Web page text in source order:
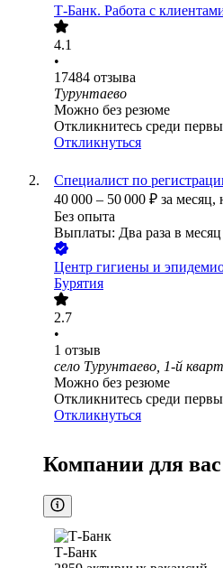
Т-Банк. Работа с
4.1
•
17484 отзыва
Турунтаево
Можно без резюме
Откликнитесь среди
Откликнуться
Специалист по
40 000 – 50 000 ₽ за месяц,
Без опыта
Выплаты: Два раза в месяц
Центр гигиены и
Бурятия
2.7
•
1 отзыв
село Турунтаево, 1-й
Можно без резюме
Откликнитесь среди
Откликнуться
Компании для вас
Т-Банк